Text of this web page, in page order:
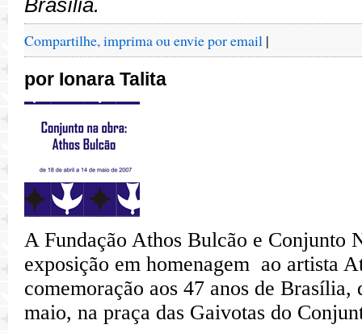
Compartilhe, imprima ou envie por email |
por Ionara Talita
A Fundação Athos Bulcão e Conjunto
exposição em homenagem ao artista
comemoração aos 47 anos de Brasília,
maio, na praça das Gaivotas do